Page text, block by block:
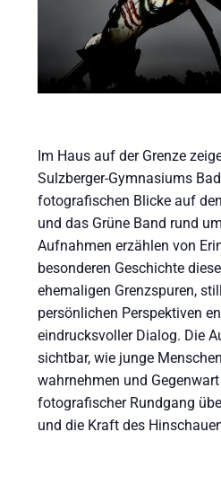
Im Haus auf der Grenze
Sulzberger-Gymnasiums
fotografischen Blicke auf
und das Grüne Band rund
Aufnahmen erzählen von
besonderen Geschichte
ehemaligen Grenzspuren,
persönlichen Perspektiven
eindrucksvoller Dialog. Die
sichtbar, wie junge
wahrnehmen und
fotografischer Rundgang
und die Kraft des